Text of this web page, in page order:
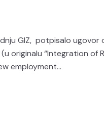
GIZ, potpisalo ugovor
originalu “Integration of
employment...